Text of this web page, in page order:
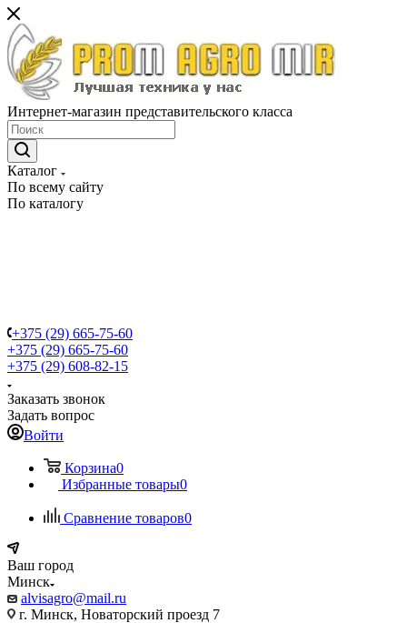
Интернет-магазин представительского класса
Каталог
По всему сайту
По каталогу
+375 (29) 665-75-60
+375 (29) 665-75-60
+375 (29) 608-82-15
Заказать звонок
Задать вопрос
Войти
Корзина0
Избранные товары0
Сравнение товаров0
Ваш город
Минск
alvisagro@mail.ru
г. Минск, Новаторский проезд 7